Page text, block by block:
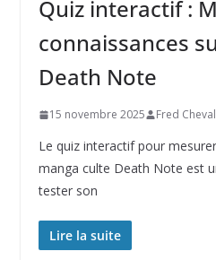
Quiz interactif :
connaissances
Death Note
15 novembre 2025 Fred
Le quiz interactif pour
manga culte Death Note est
tester son
Lire la suite